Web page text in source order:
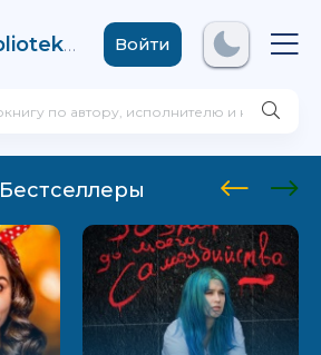
Online-biblioteka .comВойти
Бестселлеры